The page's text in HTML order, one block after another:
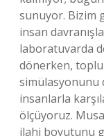
sunuyor. Bizim
insan
laboratuvarda
dönerken,
simülasyonunu
insanlarla
ölçüyoruz.
ilahi boyutunu